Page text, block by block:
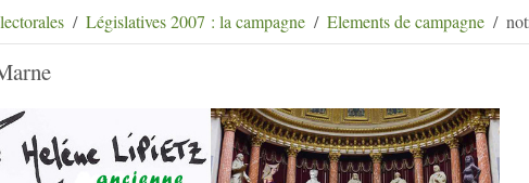
menu secondaire | Aller à la recherche
Législatives 2007 : la campagne Elements de campagne